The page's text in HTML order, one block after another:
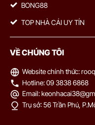
BONG88
TOP NHÀ CÁI UY TÍN
VỀ CHÚNG TÔI
Website chính thức:
Hotline: 09 3838 6868
Email:
Trụ sở: 56 Trần Phú,